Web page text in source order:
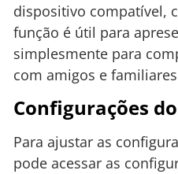
dispositivo compatível,
função é útil para
simplesmente para
com amigos e
Configurações
Para ajustar as
pode acessar as